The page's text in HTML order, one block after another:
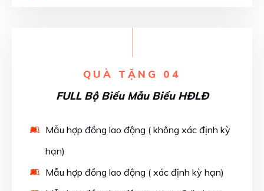
QUÀ TẶNG 04
FULL Bộ Biểu Mẫu Biểu HĐLĐ
Mẫu hợp đồng lao động ( không xác định kỳ
hạn)
Mẫu hợp đồng lao động ( xác định kỳ hạn)